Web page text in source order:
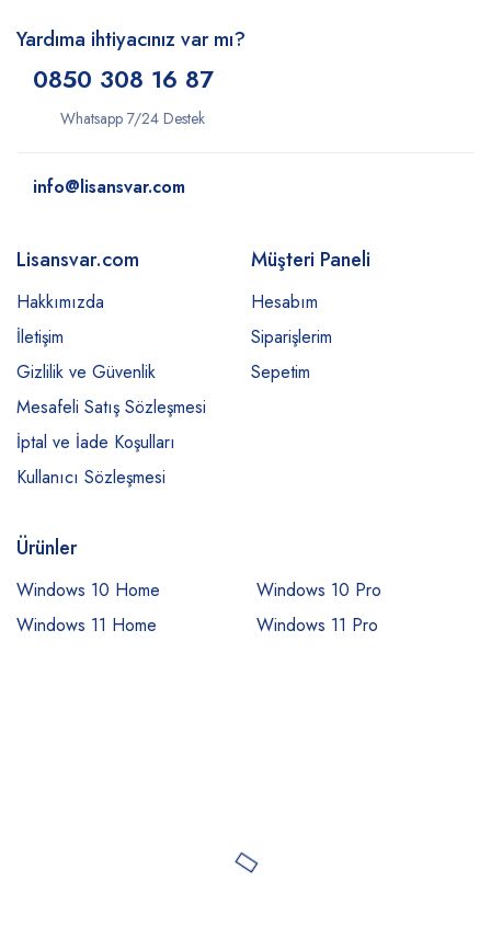
Yardıma ihtiyacınız var mı?
0850 308 16 87
Whatsapp 7/24 Destek
info@lisansvar.com
Lisansvar.com
Hakkımızda
İletişim
Gizlilik ve Güvenlik
Mesafeli Satış Sözleşmesi
İptal ve İade Koşulları
Kullanıcı Sözleşmesi
Müşteri Paneli
Hesabım
Siparişlerim
Sepetim
Ürünler
Windows 10 Home
Windows 10 Pro
Windows 11 Home
Windows 11 Pro